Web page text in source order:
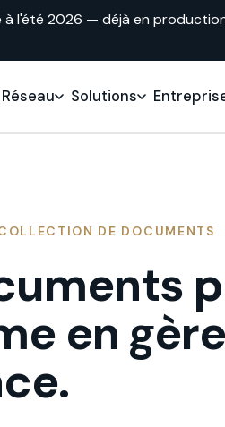
à l'été 2026 — déjà en
Réseau Solutions
DE DOCUMENTS
en